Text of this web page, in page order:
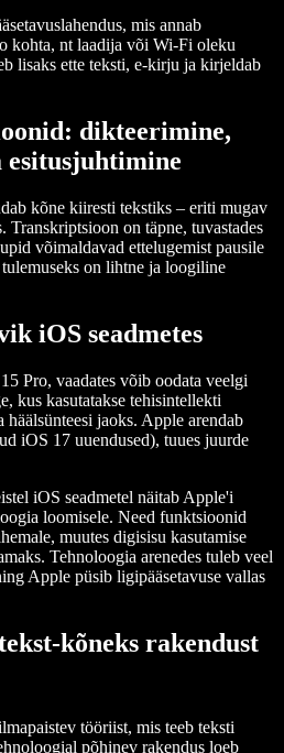
mis annab
kohta, nt laadija või Wi-Fi oleku
lisaks ette teksti, e-kirju ja kirjeldab
dikteerimine,
kõne kiiresti tekstiks – eriti mugav
Transkriptsioon on täpne, tuvastades
võimaldavad ettelugemist pausile
on lihtne ja loogiline
iOS seadmetes
Pro, vaadates võib oodata veelgi
kus kasutatakse tehisintellekti
jaoks. Apple arendab
iOS 17 uuendused), tuues juurde
iOS seadmetel näitab Apple'i
loomisele. Need funktsioonid
muutes digisisu kasutamise
Tehnoloogia arenedes tuleb veel
Apple püsib ligipääsetavuse vallas
kõneks rakendust
tööriist, mis teeb teksti
põhinev rakendus loeb